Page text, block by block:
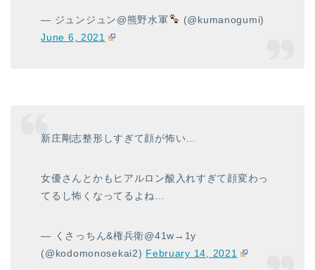
— ジュンジュン@熊野水軍
(@kumanogumi)
June 6, 2021
新庄剛志整形しすぎて顔が怖い…
女優さんとかもヒアルロン酸入れすぎて顔変わっ
てるし怖くなってるよね…
— くさっちん&権兵衛@41w→1y
(@kodomonosekai2) February 14, 2021